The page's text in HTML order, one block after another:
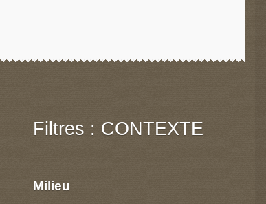
Filtres : CONTEXTE
Milieu